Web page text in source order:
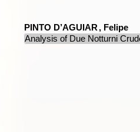
PINTO D’AGUIAR , Felipe
Analysis of Due Notturni